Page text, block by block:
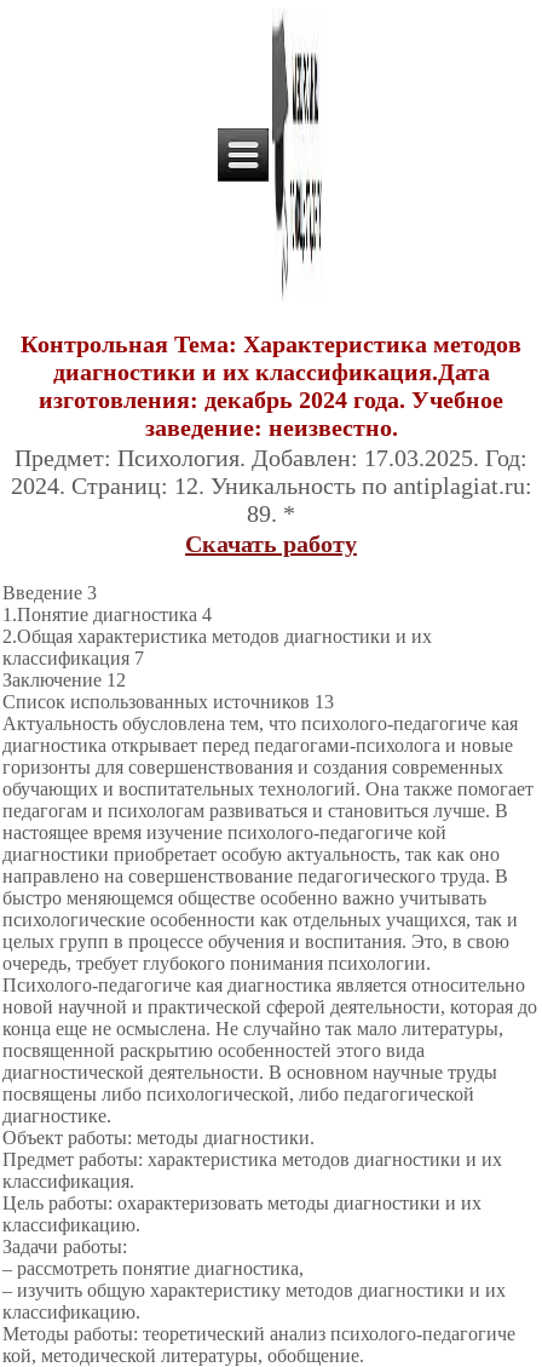
Контрольная Тема: Характеристика методов
диагностики и их классификация.Дата
изготовления: декабрь 2024 года. Учебное
заведение: неизвестно.
Предмет: Психология. Добавлен: 17.03.2025. Год:
2024. Страниц: 12. Уникальность по antiplagiat.ru:
89. *
Скачать работу
Введение 3
1.Понятие диагностика 4
2.Общая характеристика методов диагностики и их
классификация 7
Заключение 12
Список использованных источников 13
Актуальность обусловлена тем, что психолого-педагогиче кая
диагностика открывает перед педагогами-психолога и новые
горизонты для совершенствования и создания современных
обучающих и воспитательных технологий. Она также помогает
педагогам и психологам развиваться и становиться лучше. В
настоящее время изучение психолого-педагогиче кой
диагностики приобретает особую актуальность, так как оно
направлено на совершенствование педагогического труда. В
быстро меняющемся обществе особенно важно учитывать
психологические особенности как отдельных учащихся, так и
целых групп в процессе обучения и воспитания. Это, в свою
очередь, требует глубокого понимания психологии.
Психолого-педагогиче кая диагностика является относительно
новой научной и практической сферой деятельности, которая до
конца еще не осмыслена. Не случайно так мало литературы,
посвященной раскрытию особенностей этого вида
диагностической деятельности. В основном научные труды
посвящены либо психологической, либо педагогической
диагностике.
Объект работы: методы диагностики.
Предмет работы: характеристика методов диагностики и их
классификация.
Цель работы: охарактеризовать методы диагностики и их
классификацию.
Задачи работы:
– рассмотреть понятие диагностика,
– изучить общую характеристику методов диагностики и их
классификацию.
Методы работы: теоретический анализ психолого-педагогиче
кой, методической литературы, обобщение.